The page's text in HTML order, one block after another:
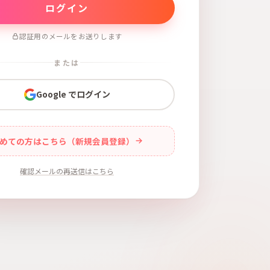
認証用のメールをお送りします
または
Google でログイン
ての方はこちら（新規会員登録）
確認メールの再送信はこちら